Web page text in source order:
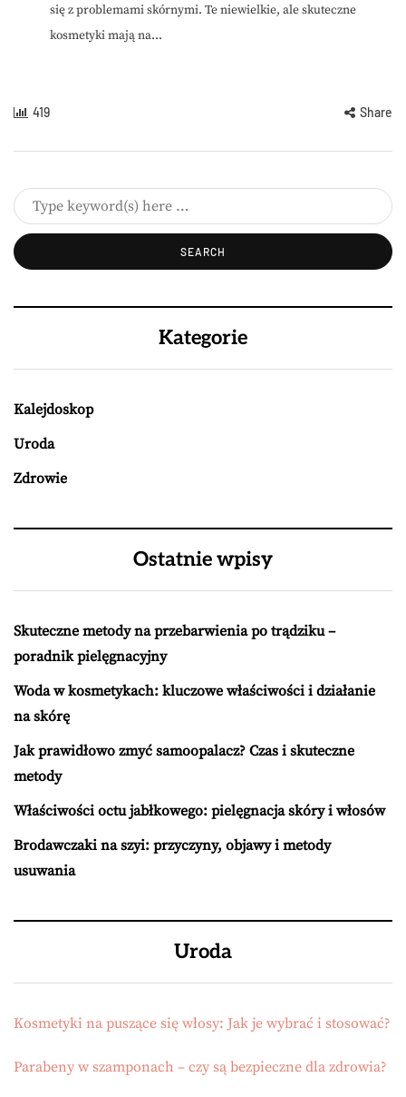
się z problemami skórnymi. Te niewielkie, ale skuteczne
kosmetyki mają na...
419 Share
Kategorie
Kalejdoskop
Uroda
Zdrowie
Ostatnie wpisy
Skuteczne metody na przebarwienia po trądziku –
poradnik pielęgnacyjny
Woda w kosmetykach: kluczowe właściwości i działanie
na skórę
Jak prawidłowo zmyć samoopalacz? Czas i skuteczne
metody
Właściwości octu jabłkowego: pielęgnacja skóry i włosów
Brodawczaki na szyi: przyczyny, objawy i metody
usuwania
Uroda
Kosmetyki na puszące się włosy: Jak je wybrać i stosować?
Parabeny w szamponach – czy są bezpieczne dla zdrowia?